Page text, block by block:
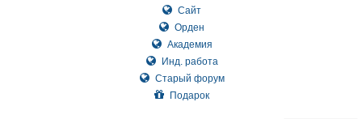
Сайт
Орден
Академия
Инд. работа
Старый форум
Подарок